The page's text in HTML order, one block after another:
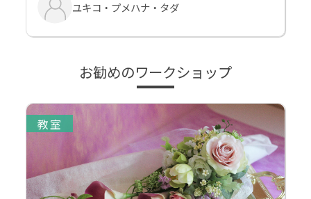
ユキコ・プメハナ・タダ
お勧めのワークショップ
教室